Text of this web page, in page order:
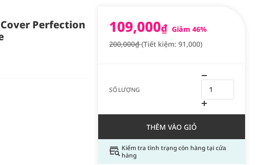
Perfection
109,000₫ Giảm 46%
200,000₫(Tiết kiệm: 91,000)
SỐ LƯỢNG
THÊM VÀO GIỎ
Kiểm tra tình trạng còn hàng tại cửa
hàng